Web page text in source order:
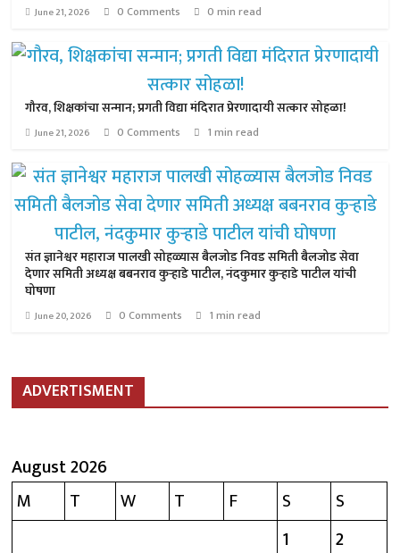
June 21, 2026 0 Comments 0 min read
गौरव, शिक्षकांचा सन्मान; प्रगती विद्या मंदिरात प्रेरणादायी सत्कार सोहळा!
June 21, 2026 0 Comments 1 min read
संत ज्ञानेश्वर महाराज पालखी सोहळ्यास बैलजोड निवड समिती बैलजोड सेवा
देणार समिती अध्यक्ष बबनराव कुऱ्हाडे पाटील, नंदकुमार कुऱ्हाडे पाटील यांची
घोषणा
June 20, 2026 0 Comments 1 min read
ADVERTISMENT
August 2026
M
T W T F S
S
1
2